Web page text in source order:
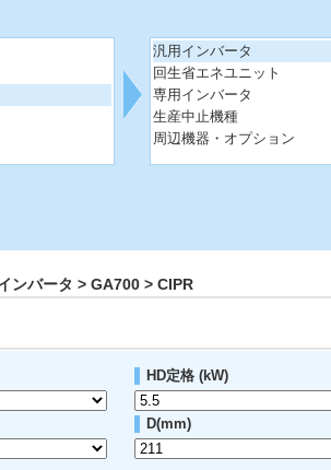
汎用インバータ
回生省エネユニット
専用インバータ
生産中止機種
周辺機器・オプション
ンバータ > GA700 > CIPR
HD定格 (kW)
D(mm)